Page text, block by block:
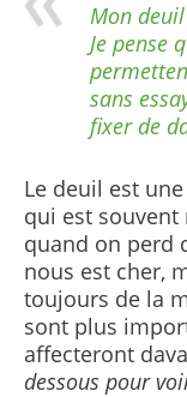
Mon
Je pense
sans
fixer de
Le deuil est
qui est
quand on perd
nous est cher,
toujours de la
sont plus
affecteront
dessous pour